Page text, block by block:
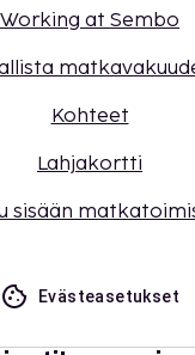
Working at Sembo
Kohteet
Lahjakortti
sisään
Evästeasetukset